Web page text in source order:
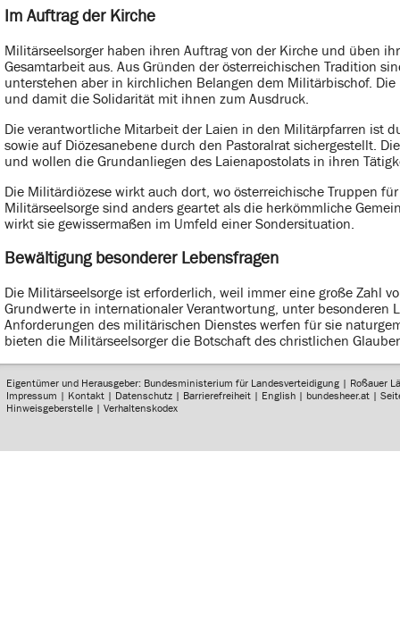
Im Auftrag der Kirche
Militärseelsorger haben ihren Auftrag von der Kirche und üben
Gesamtarbeit aus. Aus Gründen der österreichischen Tradition
unterstehen aber in kirchlichen Belangen dem Militärbischof.
und damit die Solidarität mit ihnen zum Ausdruck.
Die verantwortliche Mitarbeit der Laien in den Militärpfarren ist
sowie auf Diözesanebene durch den Pastoralrat sichergestellt.
und wollen die Grundanliegen des Laienapostolats in ihren
Die Militärdiözese wirkt auch dort, wo österreichische Truppen
Militärseelsorge sind anders geartet als die herkömmliche
wirkt sie gewissermaßen im Umfeld einer Sondersituation.
Bewältigung besonderer Lebensfragen
Die Militärseelsorge ist erforderlich, weil immer eine große Zahl
Grundwerte in internationaler Verantwortung, unter
Anforderungen des militärischen Dienstes werfen für sie
bieten die Militärseelsorger die Botschaft des christlichen
Eigentümer und Herausgeber: Bundesministerium für Landesverteidigung | Roßauer
Impressum | Kontakt | Datenschutz | Barrierefreiheit | English | bundesheer.at |
Hinweisgeberstelle |Verhaltenskodex